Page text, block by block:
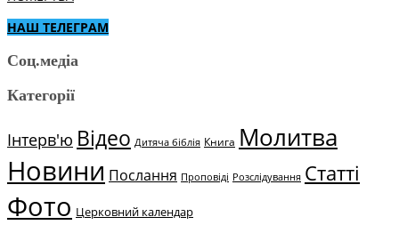
НАШ ТЕЛЕГРАМ
Соц.медіа
Категорії
Інтерв'ю Відео Дитяча біблія Книга Молитва
Новини Послання Проповіді Розслідування Статті
Фото Церковний календар